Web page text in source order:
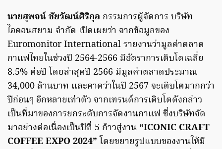
นายสุพจน์ ชัยวัฒน์ศิริกุล กรรมการผู้จัดการ บริษัท
ไอคอนสยาม จำกัด เปิดเผยว่า จากข้อมูลของ
Euromonitor International รายงานว่ามูลค่าตลาด
กาแฟไทยในช่วงปี 2564-2566 มีอัตราการเติบโตเฉลี่ย
8.5% ต่อปี โดยล่าสุดปี 2566 มีมูลค่าตลาดประมาณ
34,000 ล้านบาท และคาดว่าในปี 2567 จะเติบโตมากกว่า
ปีก่อนๆ อีกหลายเท่าตัว จากเทรนด์การเติบโตดังกล่าว
เป็นที่มาของการยกระดับการจัดงานกาแฟ ซึ่งบริษัทจัด
มาอย่างต่อเนื่องเป็นปีที่ 5 ก้าวสู่งาน “ICONIC CRAFT
COFFEE EXPO 2024” โดยขยายรูปแบบของงานให้มี